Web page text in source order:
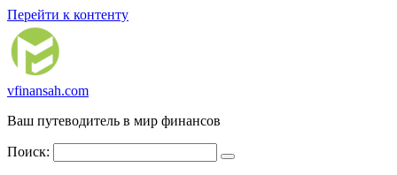
Перейти к контенту
vfinansah.com
Ваш путеводитель в мир финансов
Поиск: